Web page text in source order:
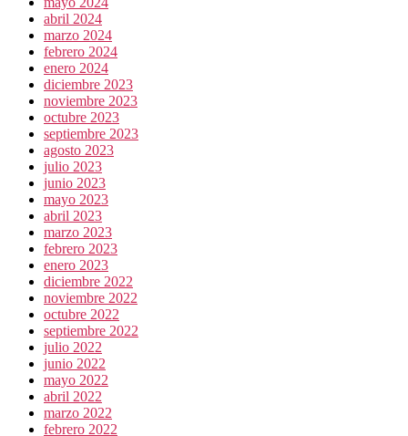
abril 2024
marzo 2024
febrero 2024
enero 2024
diciembre 2023
noviembre 2023
octubre 2023
septiembre 2023
agosto 2023
julio 2023
junio 2023
mayo 2023
abril 2023
marzo 2023
febrero 2023
enero 2023
diciembre 2022
noviembre 2022
octubre 2022
septiembre 2022
julio 2022
junio 2022
mayo 2022
abril 2022
marzo 2022
febrero 2022